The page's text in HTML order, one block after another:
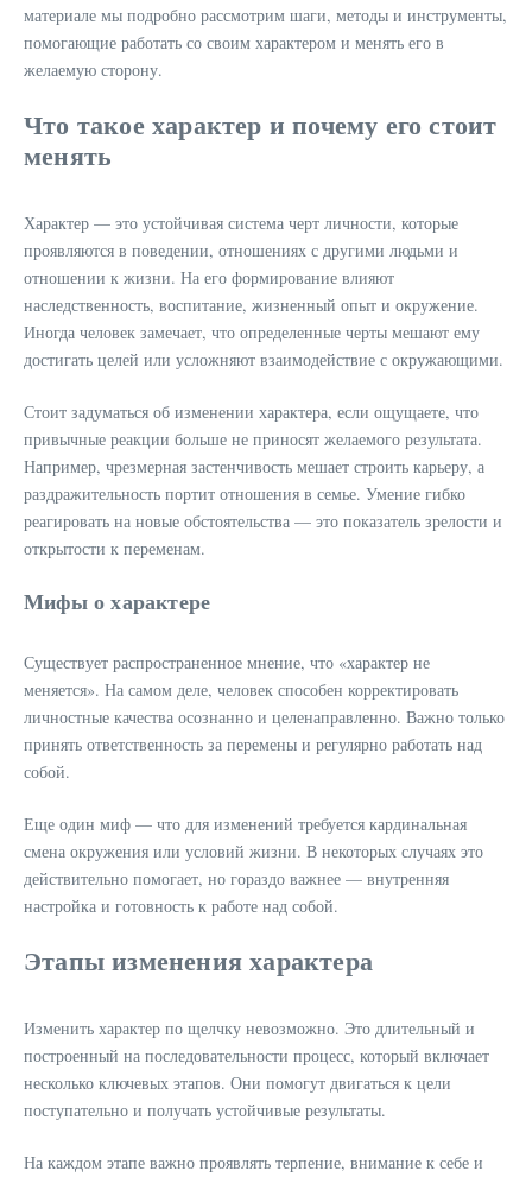
материале мы подробно рассмотрим шаги, методы и инструменты,
помогающие работать со своим характером и менять его в
желаемую сторону.
Что такое характер и почему его стоит
менять
Характер — это устойчивая система черт личности, которые
проявляются в поведении, отношениях с другими людьми и
отношении к жизни. На его формирование влияют
наследственность, воспитание, жизненный опыт и окружение.
Иногда человек замечает, что определенные черты мешают ему
достигать целей или усложняют взаимодействие с окружающими.
Стоит задуматься об изменении характера, если ощущаете, что
привычные реакции больше не приносят желаемого результата.
Например, чрезмерная застенчивость мешает строить карьеру, а
раздражительность портит отношения в семье. Умение гибко
реагировать на новые обстоятельства — это показатель зрелости и
открытости к переменам.
Мифы о характере
Существует распространенное мнение, что «характер не
меняется». На самом деле, человек способен корректировать
личностные качества осознанно и целенаправленно. Важно только
принять ответственность за перемены и регулярно работать над
собой.
Еще один миф — что для изменений требуется кардинальная
смена окружения или условий жизни. В некоторых случаях это
действительно помогает, но гораздо важнее — внутренняя
настройка и готовность к работе над собой.
Этапы изменения характера
Изменить характер по щелчку невозможно. Это длительный и
построенный на последовательности процесс, который включает
несколько ключевых этапов. Они помогут двигаться к цели
поступательно и получать устойчивые результаты.
На каждом этапе важно проявлять терпение, внимание к себе и